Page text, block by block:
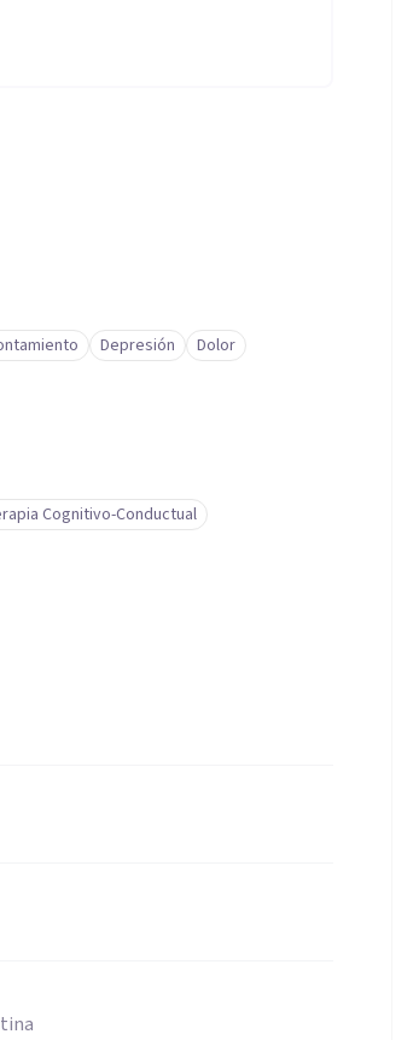
Depresión
Dolor
Cognitivo-Conductual